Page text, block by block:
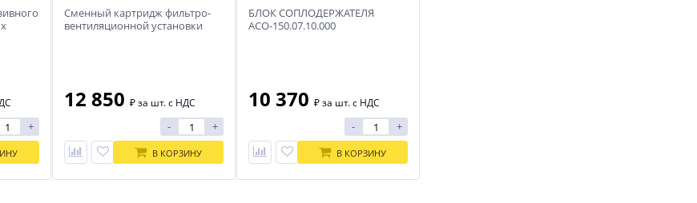
БЛОК СОПЛОДЕРЖАТЕЛЯ
АСО-150.07.10.000
10 370 ₽за шт. с НДС
- +
В КОРЗИНУ
Сменный картридж фильтро-
вентиляционной установки
12 850 ₽за шт. с НДС
- +
В КОРЗИНУ
+